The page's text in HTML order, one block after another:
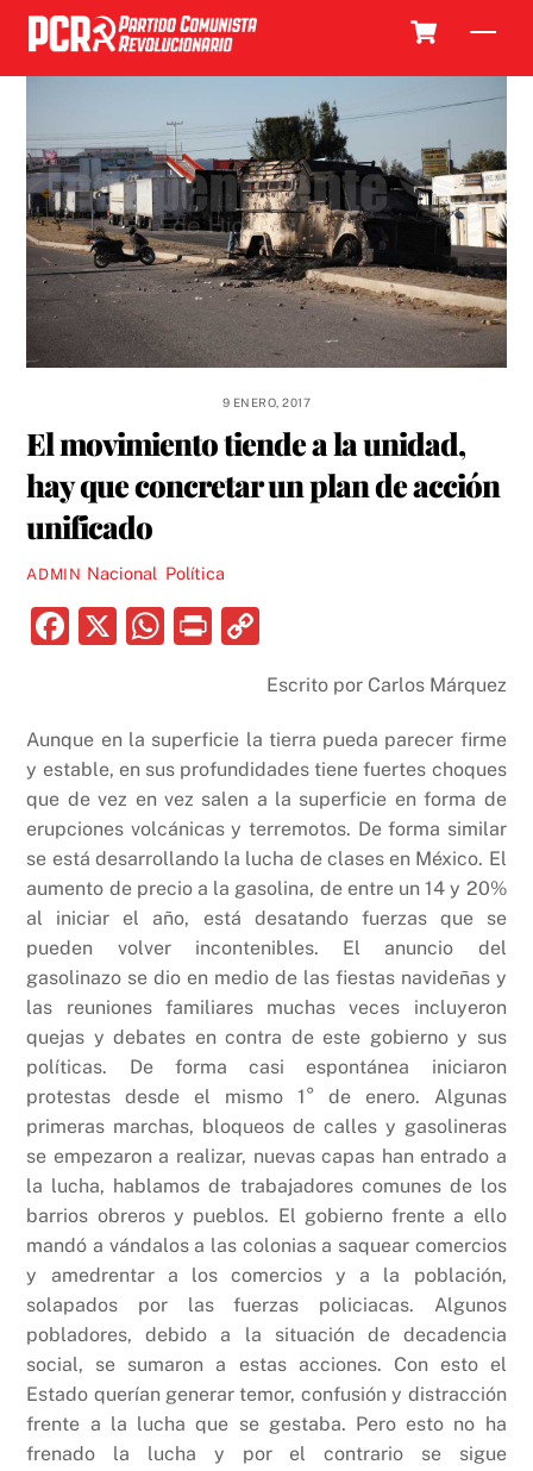
Skip
content
9 ENERO, 2017
El movimiento tiende a la unidad,
hay que concretar un plan de acción
unificado
ADMIN Nacional, Política
F
e
b
o
o
k
X
W
s
A
p
p
P
p
y
Li
n
k
Escrito por Carlos Márquez
Aunque en la superficie la tierra pueda parecer firme
y estable, en sus profundidades tiene fuertes choques
que de vez en vez salen a la superficie en forma de
erupciones volcánicas y terremotos. De forma similar
se está desarrollando la lucha de clases en México. El
aumento de precio a la gasolina, de entre un 14 y 20%
al iniciar el año, está desatando fuerzas que se
pueden volver incontenibles. El anuncio del
gasolinazo se dio en medio de las fiestas navideñas y
las reuniones familiares muchas veces incluyeron
quejas y debates en contra de este gobierno y sus
políticas. De forma casi espontánea iniciaron
protestas desde el mismo 1° de enero. Algunas
primeras marchas, bloqueos de calles y gasolineras
se empezaron a realizar, nuevas capas han entrado a
la lucha, hablamos de trabajadores comunes de los
barrios obreros y pueblos. El gobierno frente a ello
mandó a vándalos a las colonias a saquear comercios
y amedrentar a los comercios y a la población,
solapados por las fuerzas policiacas. Algunos
pobladores, debido a la situación de decadencia
social, se sumaron a estas acciones. Con esto el
Estado querían generar temor, confusión y distracción
frente a la lucha que se gestaba. Pero esto no ha
frenado la lucha y por el contrario se sigue